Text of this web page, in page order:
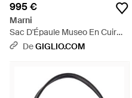
995 €
Marni
Sac D'Épaule Museo En Cuir
Laminé Argenté Avec Logo En
DeGIGLIO.COM